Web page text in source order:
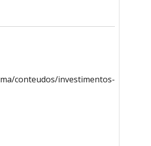
conteudos/investimentos-